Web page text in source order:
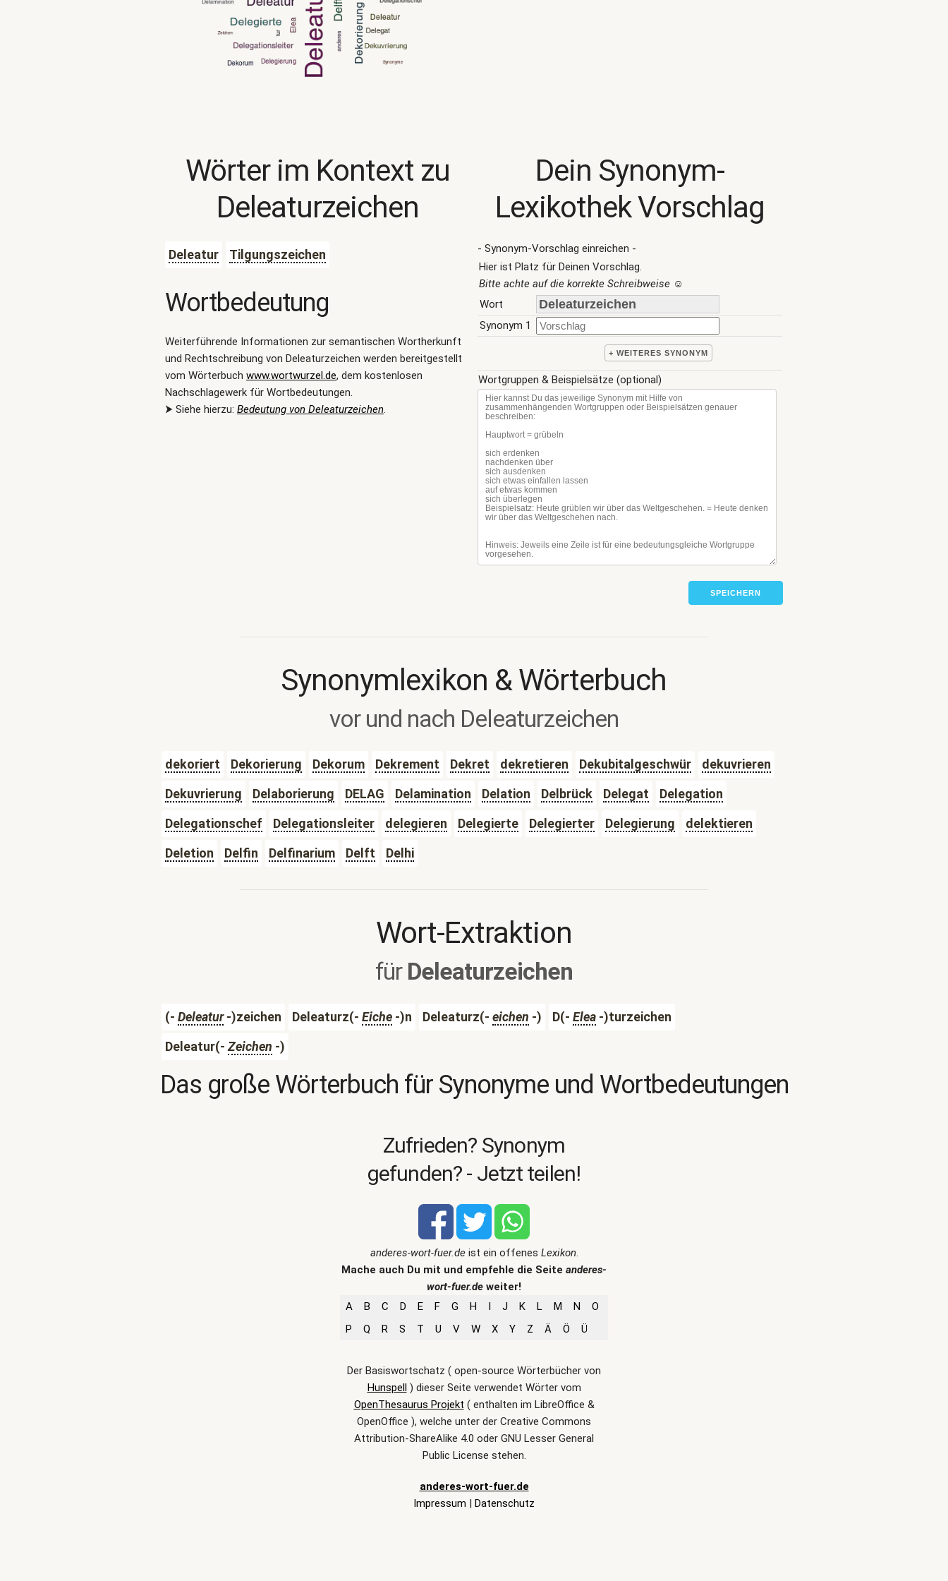
Wörter im Kontext zu
Deleaturzeichen
Deleatur Tilgungszeichen
Wortbedeutung
Weiterführende Informationen zur semantischen Wortherkunft
und Rechtschreibung von Deleaturzeichen werden bereitgestellt
vom Wörterbuch www.wortwurzel.de, dem kostenlosen
Nachschlagewerk für Wortbedeutungen.
⮞ Siehe hierzu: Bedeutung von Deleaturzeichen.
Dein Synonym-
Lexikothek Vorschlag
- Synonym-Vorschlag einreichen -
Hier ist Platz für Deinen Vorschlag.
Bitte achte auf die korrekte Schreibweise☺
Wort
Synonym 1
+ WEITERES SYNONYM
Wortgruppen & Beispielsätze (optional)
SPEICHERN
Synonymlexikon & Wörterbuch
vor und nach Deleaturzeichen
dekoriert Dekorierung Dekorum Dekrement Dekret dekretieren Dekubitalgeschwür
dekuvrieren
Dekuvrierung
Delaborierung DELAG Delamination Delation Delbrück Delegat
Delegation
Delegationschef
Delegationsleiter delegieren Delegierte Delegierter Delegierung
delektieren
Deletion
Delfin Delfinarium Delft Delhi
Wort-Extraktion
für Deleaturzeichen
(- Deleatur-)zeichen Deleaturz(- Eiche-)n Deleaturz(- eichen -) D(- Elea-)turzeichen
Deleatur(- Zeichen -)
Das große Wörterbuch für Synonyme und Wortbedeutungen
Zufrieden? Synonym
gefunden? - Jetzt teilen!
anderes-wort-fuer.deist ein offenes Lexikon.
Mache auch Du mit und empfehle die Seite anderes-
wort-fuer.de weiter!
A
B C D E F G H I J K L M N
O
P
Q R S T U V W X Y Z Ä Ö Ü
Der Basiswortschatz ( open-source Wörterbücher von
Hunspell) dieser Seite verwendet Wörter vom
OpenThesaurus Projekt ( enthalten im LibreOffice &
OpenOffice ), welche unter der Creative Commons
Attribution-ShareAlike 4.0 oder GNU Lesser General
Public License stehen.
anderes-wort-fuer.de
Impressum | Datenschutz